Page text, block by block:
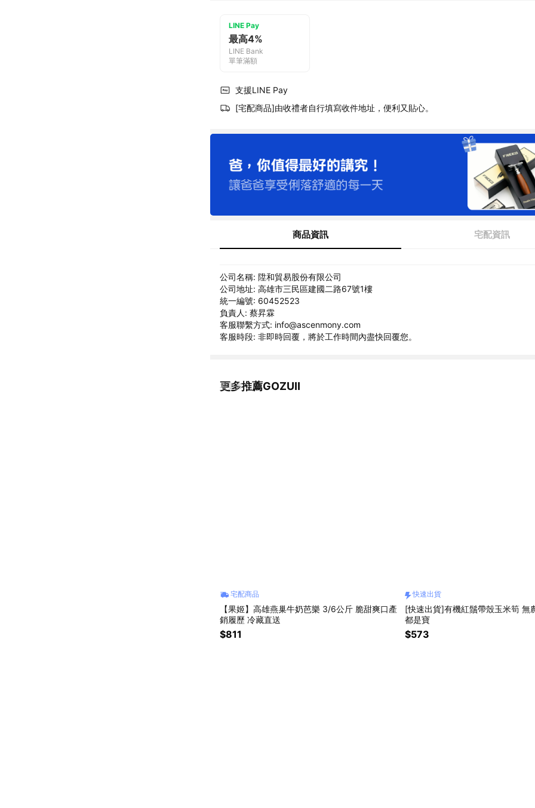
LINE Pay
最高4%
LINE Bank
單筆滿額
支援LINE Pay
[宅配商品]由收禮者自行填寫收件地址，便利又貼心。
商品資訊 宅配資訊
公司名稱: 陞和貿易股份有限公司
公司地址: 高雄市三民區建國二路67號1樓
統一編號: 60452523
負責人: 蔡昇霖
客服聯繫方式: info@ascenmony.com
客服時段: 非即時回覆，將於工作時間內盡快回覆您。
更多推薦GOZUII
看更多
宅配商品
【果姬】高雄燕巢牛奶芭樂 3/6公斤 脆甜爽口產
銷履歷 冷藏直送
$811
快速出貨
[快速出貨]有機紅鬚帶殼玉米筍 無
都是寶
$573